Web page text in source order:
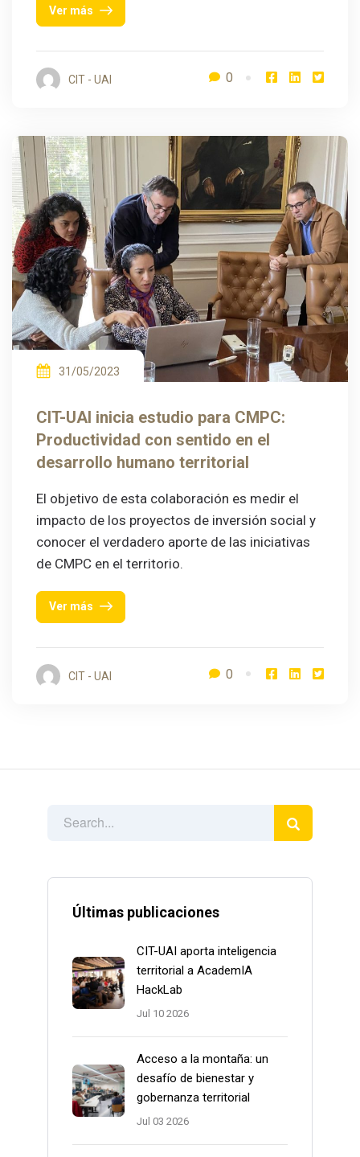
Últimas publicaciones
CIT-UAI aporta inteligencia
territorial a AcademIA
HackLab
Jul 10 2026
Acceso a la montaña: un
desafío de bienestar y
gobernanza territorial
Jul 03 2026
Ver más
CIT - UAI 0
31/05/2023
CIT-UAI inicia estudio para CMPC:
Productividad con sentido en el
desarrollo humano territorial
El objetivo de esta colaboración es medir el
impacto de los proyectos de inversión social y
conocer el verdadero aporte de las iniciativas
de CMPC en el territorio.
Ver más
CIT - UAI 0